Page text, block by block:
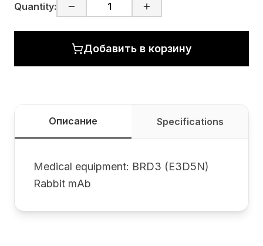
Quantity:
Добавить в корзину
Описание Specifications
Medical equipment: BRD3 (E3D5N)
Rabbit mAb